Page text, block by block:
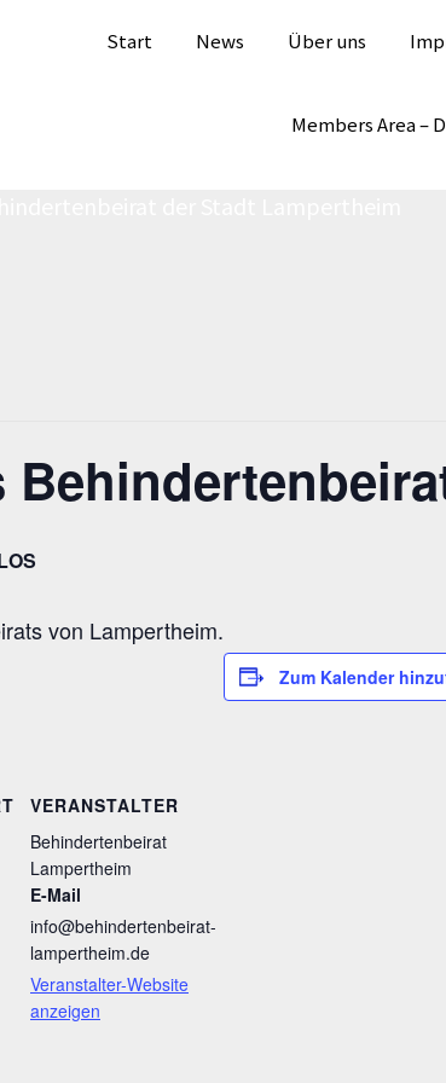
Start News Über uns
Members Area –
von Lampertheim.
Zum Kalender
VERANSTALTER
Behindertenbeirat
Lampertheim
E-Mail
info@behindertenbeirat-
lampertheim.de
Veranstalter-Website
anzeigen